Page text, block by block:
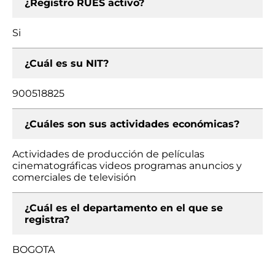
¿Registro RUES activo?
Si
¿Cuál es su NIT?
900518825
¿Cuáles son sus actividades económicas?
Actividades de producción de películas
cinematográficas videos programas anuncios y
comerciales de televisión
¿Cuál es el departamento en el que se
registra?
BOGOTA